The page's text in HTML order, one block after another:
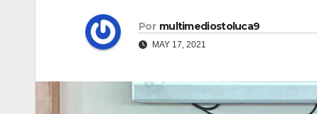
Por multimediostoluca9
MAY 17, 2021